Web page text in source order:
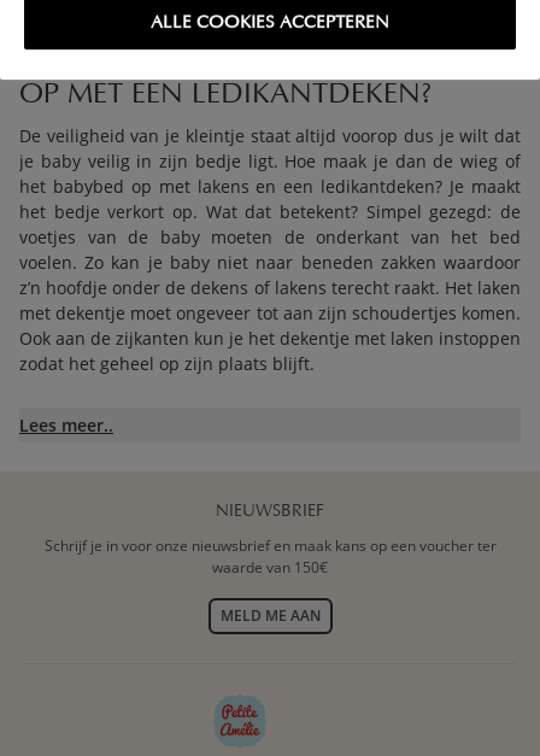
ALLE COOKIES ACCEPTEREN
HOE MAAK JE HET BABYBED VEILIG
OP MET EEN LEDIKANTDEKEN?
De veiligheid van je kleintje staat altijd voorop dus je wilt dat
je baby veilig in zijn bedje ligt. Hoe maak je dan de wieg of
het babybed op met lakens en een ledikantdeken? Je maakt
het bedje verkort op. Wat dat betekent? Simpel gezegd: de
voetjes van de baby moeten de onderkant van het bed
voelen. Zo kan je baby niet naar beneden zakken waardoor
z’n hoofdje onder de dekens of lakens terecht raakt. Het laken
met dekentje moet ongeveer tot aan zijn schoudertjes komen.
Ook aan de zijkanten kun je het dekentje met laken instoppen
zodat het geheel op zijn plaats blijft.
LEDIKANTDEKEN OOK GESCHIKT
De afmeting van onze dekentjes, 100 x 150 cm is ook geschikt
voor peuterbedden. Als je nu voor je baby een lief
ledikantdekentje aanschaft, kun je daar nog een hele tijd mee
deken groot genoeg om je kind lekker in te stoppen in zijn
nieuwe bed. Gebruik een dekentje in deze maat eventueel
BABYDEKEN LEDIKANTJE MOET
Lees meer..
NIEUWSBRIEF
Schrijf je in voor onze nieuwsbrief en maak kans op een voucher ter
waarde van 150€
MELD ME AAN